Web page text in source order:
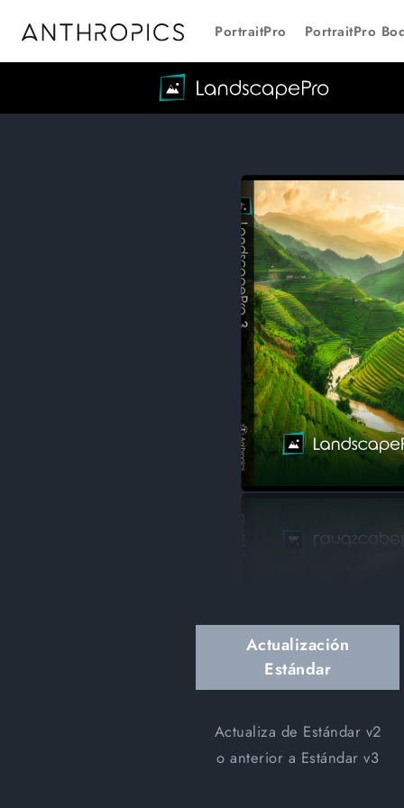
PortraitPro PortraitPro
Actualización
Estándar
Actualiza de Estándar v2
o anterior a Estándar v3